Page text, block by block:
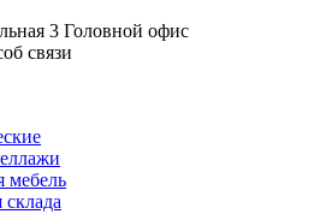
3 Головной офис
связи
мебель